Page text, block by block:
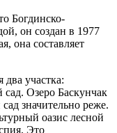
Богдинско-
он создан в 1977
она составляет
два участка:
сад. Озеро Баскунчак
значительно реже.
оазис лесной
Это